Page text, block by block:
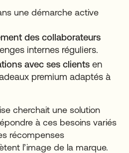
une démarche active
des collaborateurs
internes réguliers.
avec ses clients en
premium adaptés à
cherchait une solution
à ces besoins variés
récompenses
l’image de la marque.